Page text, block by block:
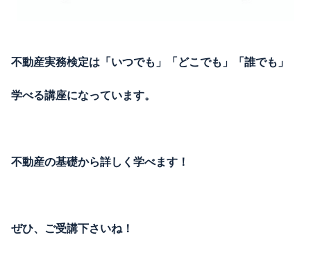
不動産実務検定は「いつでも」「どこでも」「誰でも」
学べる講座になっています。
不動産の基礎から詳しく学べます！
ぜひ、ご受講下さいね！